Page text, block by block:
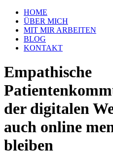
HOME
ÜBER MICH
MIT MIR ARBEITEN
BLOG
KONTAKT
Empathische
der digitalen
auch online
bleiben